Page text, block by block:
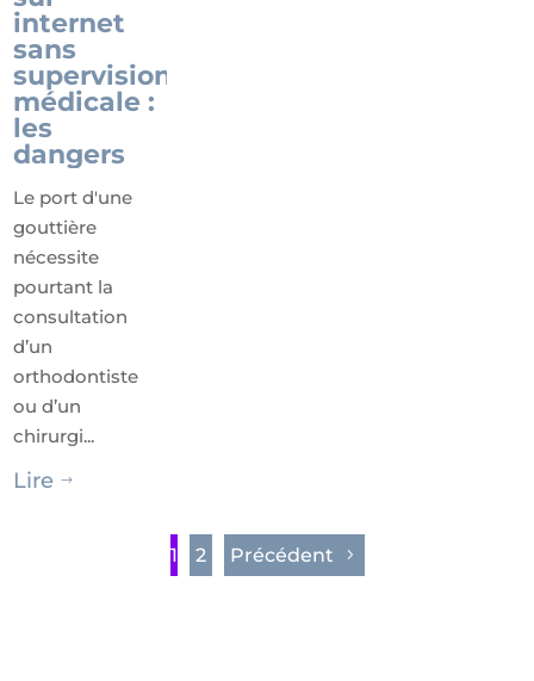
internet
sans
supervision
médicale :
les
dangers
Le port d'une
gouttière
nécessite
pourtant la
consultation
d’un
orthodontiste
ou d’un
chirurgi...
Lire $
1 2 Précédent